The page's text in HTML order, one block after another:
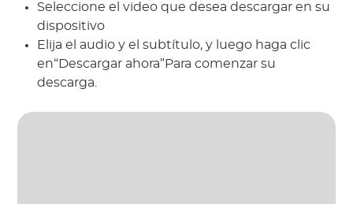
Seleccione el video que desea descargar en su
dispositivo
Elija el audio y el subtítulo, y luego haga clic
en“Descargar ahora”Para comenzar su
descarga.